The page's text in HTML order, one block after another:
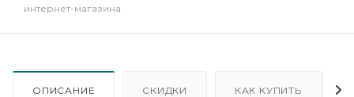
интернет-магазина.
ОПИСАНИЕ СКИДКИ КАК КУПИТЬ